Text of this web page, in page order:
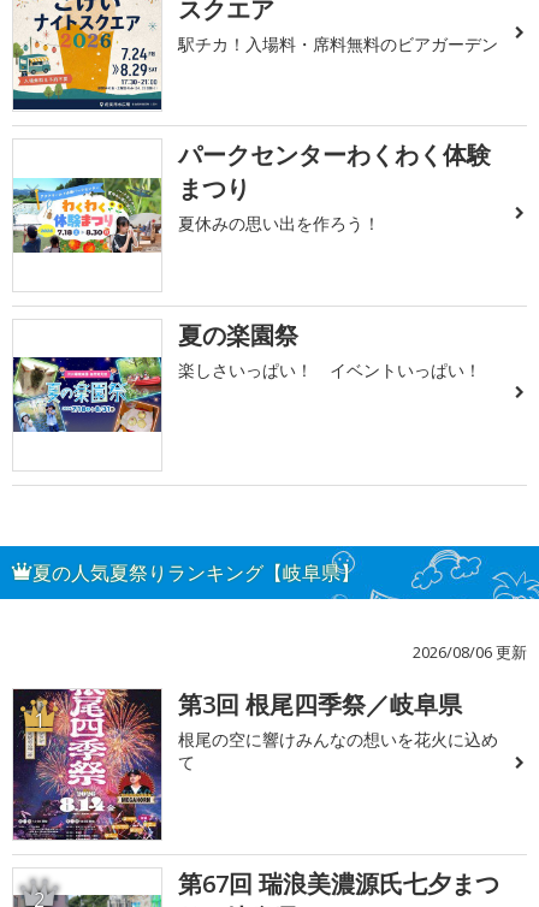
スクエア
駅チカ！入場料・席料無料のビアガーデン
パークセンターわくわく体験
まつり
夏休みの思い出を作ろう！
夏の楽園祭
楽しさいっぱい！ イベントいっぱい！
夏の人気夏祭りランキング【岐阜県】
2026/08/06 更新
1 第3回 根尾四季祭／岐阜県
根尾の空に響けみんなの想いを花火に込め
て
2
第67回 瑞浪美濃源氏七夕まつ